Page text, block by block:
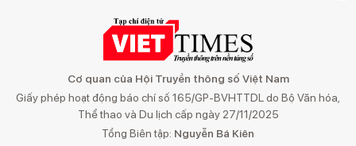
Cơ quan của Hội Truyền thông số Việt Nam
Giấy phép hoạt động báo chí số 165/GP-BVHTTDL do Bộ Văn hóa,
Thể thao và Du lịch cấp ngày 27/11/2025
Tổng Biên tập: Nguyễn Bá Kiên